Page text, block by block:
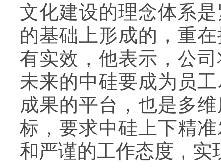
文化建设的理念体系
的基础上形成的，重
有实效，他表示，公
未来的中硅要成为员
成果的平台，也是多
标，要求中硅上下精
和严谨的工作态度，实